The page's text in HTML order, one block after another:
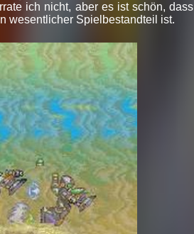
ich nicht, aber es ist schön, dass
wesentlicher Spielbestandteil ist.